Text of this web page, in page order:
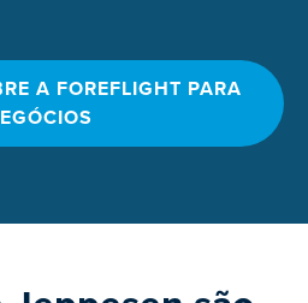
A FOREFLIGHT PARA